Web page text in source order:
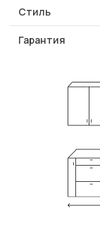
Стиль
Гарантия